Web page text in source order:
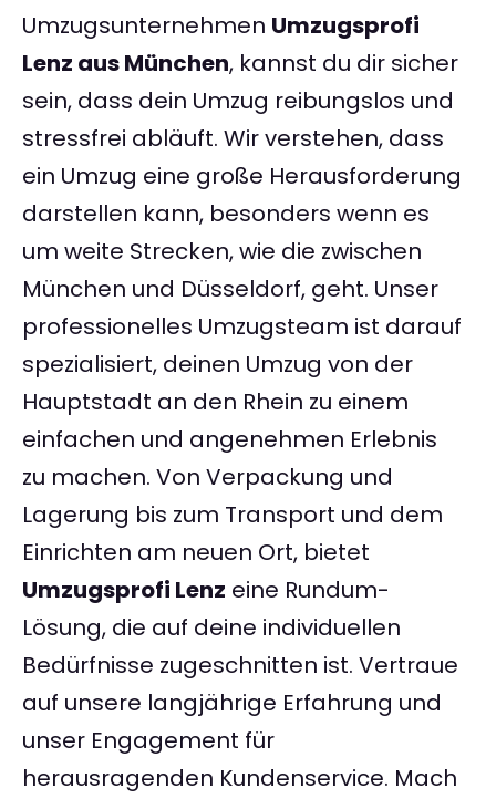
Umzugsunternehmen Umzugsprofi
Lenz aus München, kannst du dir sicher
sein, dass dein Umzug reibungslos und
stressfrei abläuft. Wir verstehen, dass
ein Umzug eine große Herausforderung
darstellen kann, besonders wenn es
um weite Strecken, wie die zwischen
München und Düsseldorf, geht. Unser
professionelles Umzugsteam ist darauf
spezialisiert, deinen Umzug von der
Hauptstadt an den Rhein zu einem
einfachen und angenehmen Erlebnis
zu machen. Von Verpackung und
Lagerung bis zum Transport und dem
Einrichten am neuen Ort, bietet
Umzugsprofi Lenz eine Rundum-
Lösung, die auf deine individuellen
Bedürfnisse zugeschnitten ist. Vertraue
auf unsere langjährige Erfahrung und
unser Engagement für
herausragenden Kundenservice. Mach